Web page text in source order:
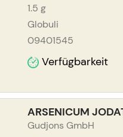
1.5 g
Globuli
09401545
Verfügbarkeit
ARSENICUM
Gudjons GmbH